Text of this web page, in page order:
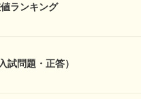
ランキング
試問題・正答）